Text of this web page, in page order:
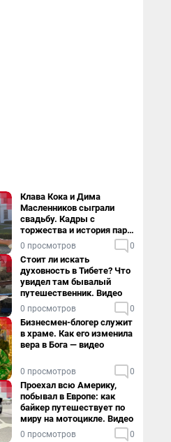
Клава Кока и Дима
Масленников сыграли
свадьбу. Кадры с
торжества и история пары
— в видео
0 просмотров 0
Стоит ли искать
духовность в Тибете? Что
увидел там бывалый
путешественник. Видео
0 просмотров 0
Бизнесмен-блогер служит
в храме. Как его изменила
вера в Бога — видео
0 просмотров 0
Проехал всю Америку,
побывал в Европе: как
байкер путешествует по
миру на мотоцикле. Видео
0 просмотров 0